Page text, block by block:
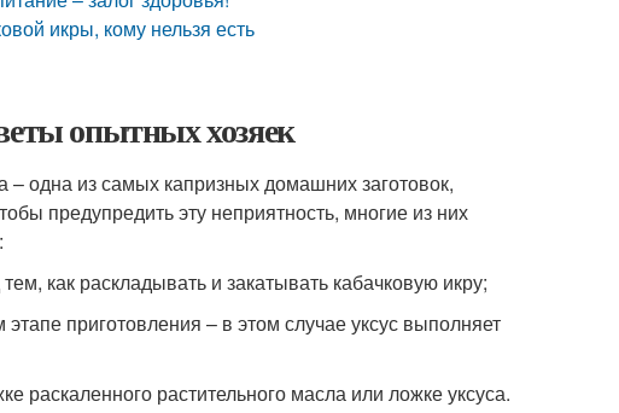
икры, кому нельзя есть
опытных хозяек
одна из самых капризных домашних заготовок,
предупредить эту неприятность, многие из них
как раскладывать и закатывать кабачковую икру;
приготовления – в этом случае уксус выполняет
раскаленного растительного масла или ложке уксуса.